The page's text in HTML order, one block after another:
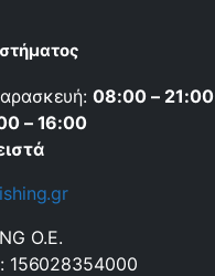
08:00 – 21:00
– 16:00
Ο.Ε.
156028354000